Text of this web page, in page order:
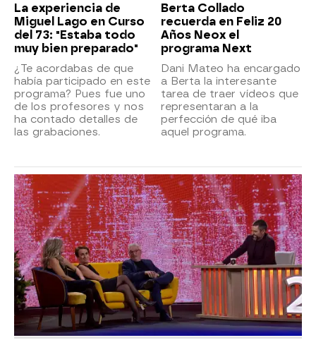
La experiencia de
Miguel Lago en Curso
del 73: "Estaba todo
muy bien preparado"
¿Te acordabas de que
había participado en este
programa? Pues fue uno
de los profesores y nos
ha contado detalles de
las grabaciones.
Berta Collado
recuerda en Feliz 20
Años Neox el
programa Next
Dani Mateo ha encargado
a Berta la interesante
tarea de traer vídeos que
representaran a la
perfección de qué iba
aquel programa.